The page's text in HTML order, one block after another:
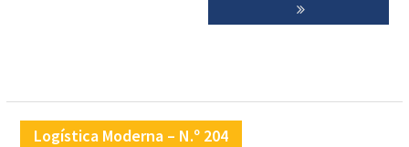
Logística Moderna – N.º 204